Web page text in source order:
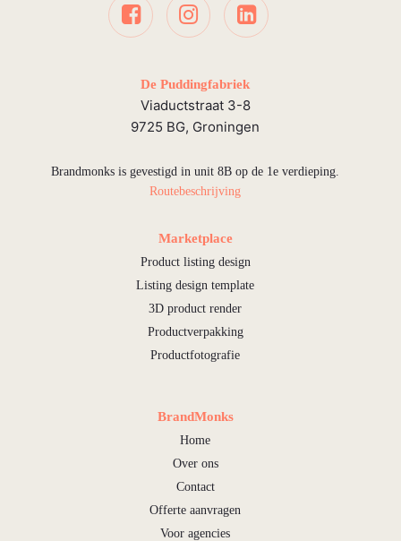
De Puddingfabriek
Viaductstraat 3-8
9725 BG, Groningen
Brandmonks is gevestigd in unit 8B op de 1e verdieping.
Routebeschrijving
Marketplace
Product listing design
Listing design template
3D product render
Productverpakking
Productfotografie
BrandMonks
Home
Over ons
Contact
Offerte aanvragen
Voor agencies